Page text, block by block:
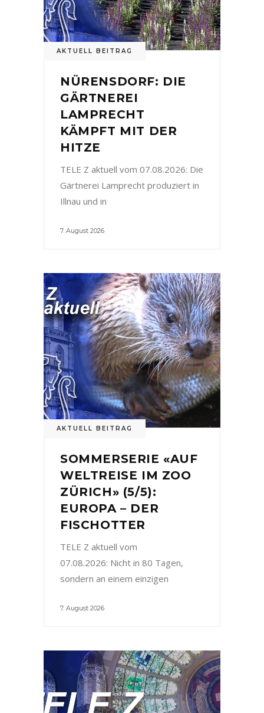
AKTUELL BEITRAG
NÜRENSDORF: DIE
GÄRTNEREI
LAMPRECHT
KÄMPFT MIT DER
HITZE
TELE Z aktuell vom 07.08.2026: Die
Gärtnerei Lamprecht produziert in
Illnau und in
7. August 2026
AKTUELL BEITRAG
SOMMERSERIE «AUF
WELTREISE IM ZOO
ZÜRICH» (5/5):
EUROPA – DER
FISCHOTTER
TELE Z aktuell vom
07.08.2026: Nicht in 80 Tagen,
sondern an einem einzigen
7. August 2026